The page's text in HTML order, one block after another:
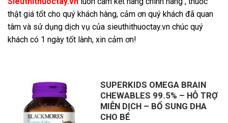
thật giá tốt cho quý khách hàng, cảm ơn quý khách đã quan
tâm và sử dụng dịch vụ của sieuthithuoctay.vn chúc quý
khách có 1 ngày tốt lành, xin cảm ơn!
SUPERKIDS OMEGA BRAIN
CHEWABLES 99.5% – HỖ TRỢ
MIỄN DỊCH – BỔ SUNG DHA
CHO BÉ